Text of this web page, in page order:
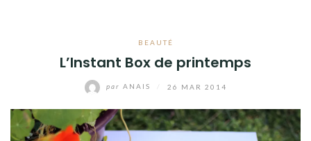
BEAUTÉ
L’Instant Box de printemps
par ANAIS 26 MAR 2014